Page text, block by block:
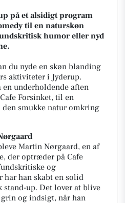
på et alsidigt program
til en naturskøn
humor eller nyd
du nyde en skøn blanding
aktiviteter i Jyderup.
underholdende aften
Forsinket, til en
smukke natur omkring
Martin Nørgaard, en af
der optræder på Cafe
og
han skabt en solid
up. Det lover at blive
og indsigt, når han